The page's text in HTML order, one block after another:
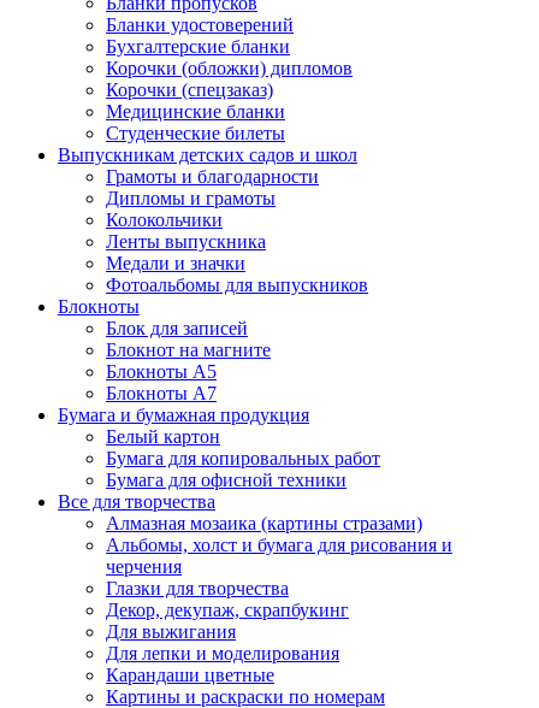
Бланки удостоверений
Бухгалтерские бланки
Корочки (обложки) дипломов
Корочки (спецзаказ)
Медицинские бланки
Студенческие билеты
Выпускникам детских садов и школ
Грамоты и благодарности
Дипломы и грамоты
Колокольчики
Ленты выпускника
Медали и значки
Фотоальбомы для выпускников
Блокноты
Блок для записей
Блокнот на магните
Блокноты А5
Блокноты А7
Бумага и бумажная продукция
Белый картон
Бумага для копировальных работ
Бумага для офисной техники
Все для творчества
Алмазная мозаика (картины стразами)
Альбомы, холст и бумага для рисования и
черчения
Глазки для творчества
Декор, декупаж, скрапбукинг
Для выжигания
Для лепки и моделирования
Карандаши цветные
Картины и раскраски по номерам